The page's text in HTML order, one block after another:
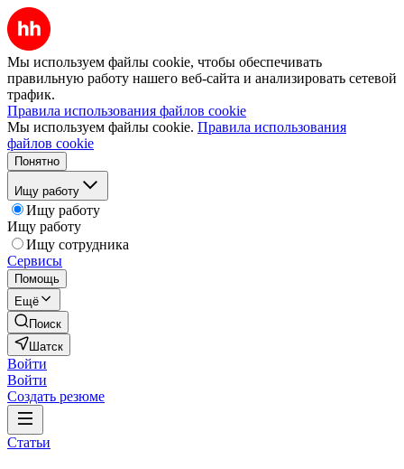
Мы используем файлы cookie, чтобы обеспечивать
правильную работу нашего веб-сайта и анализировать сетевой
трафик.
Правила использования файлов cookie
Мы используем файлы cookie. Правила использования
файлов cookie
Понятно
Ищу работу
Ищу работу
Ищу работу
Ищу сотрудника
Сервисы
Помощь
Ещё
Поиск
Шатск
Войти
Войти
Создать резюме
Статьи